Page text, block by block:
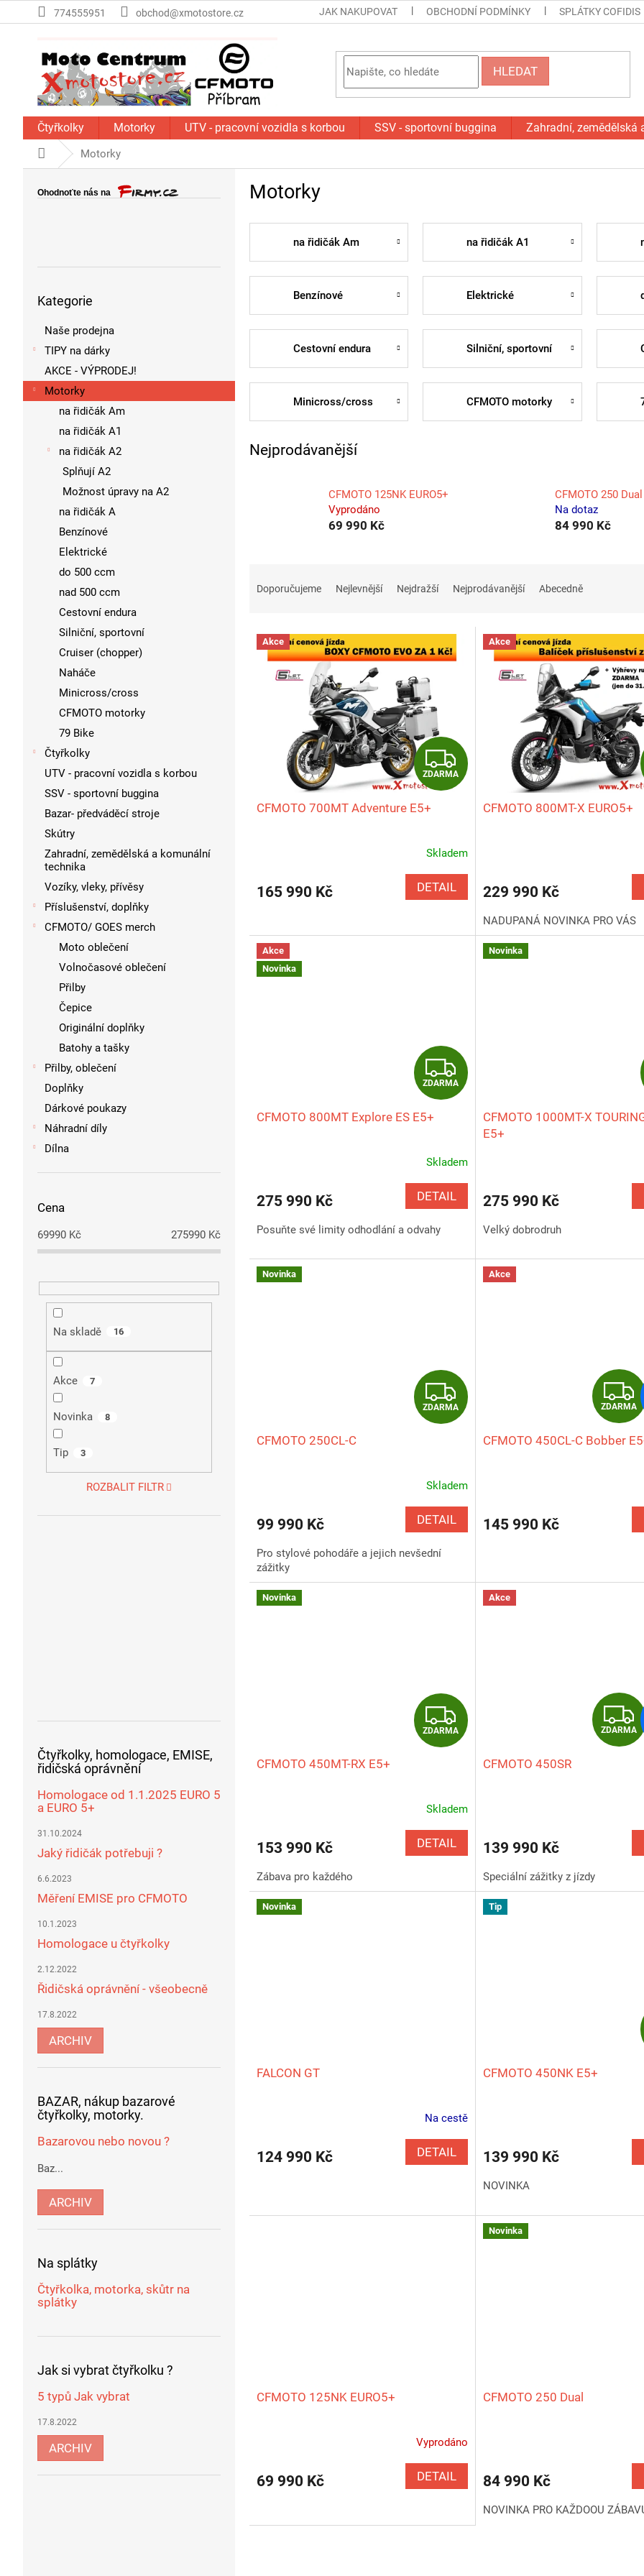
na
774555951 obchod@xmotostore.cz JAK NAKUPOVAT OBCHODNÍ PODMÍNKY SPLÁTKY COFIDIS
HLEDAT
Čtyřkolky Motorky UTV - pracovní vozidla s korbou SSV - sportovní buggina Zahradní, zemědělská
Domů Motorky
kategorie
Kategorie
Naše prodejna
TIPY na dárky
AKCE - VÝPRODEJ!
Motorky
na řidičák Am
na řidičák A1
na řidičák A2
Splňují A2
Možnost úpravy na A2
na řidičák A
Benzínové
Elektrické
do 500 ccm
nad 500 ccm
Cestovní endura
Silniční, sportovní
Cruiser (chopper)
Naháče
Minicross/cross
CFMOTO motorky
79 Bike
Čtyřkolky
UTV - pracovní vozidla s korbou
SSV - sportovní buggina
Bazar- předváděcí stroje
Skútry
Zahradní, zemědělská a komunální
technika
Vozíky, vleky, přívěsy
Příslušenství, doplňky
CFMOTO/ GOES merch
Moto oblečení
Volnočasové oblečení
Přilby
Čepice
Originální doplňky
Batohy a tašky
Přilby, oblečení
Doplňky
Dárkové poukazy
Náhradní díly
Dílna
Cena
69990 Kč 275990 Kč
Na skladě 16
Akce 7
Novinka 8
Tip 3
ROZBALIT FILTR
Čtyřkolky, homologace, EMISE,
řidičská oprávnění
Homologace od 1.1.2025 EURO 5
a EURO 5+
31.10.2024
Jaký řidičák potřebuji ?
6.6.2023
Měření EMISE pro CFMOTO
10.1.2023
Homologace u čtyřkolky
2.12.2022
Řidičská oprávnění - všeobecně
17.8.2022
ARCHIV
BAZAR, nákup bazarové
čtyřkolky, motorky.
Bazarovou nebo novou ?
Baz...
ARCHIV
Na splátky
Čtyřkolka, motorka, skůtr na
splátky
Jak si vybrat čtyřkolku ?
5 typů Jak vybrat
17.8.2022
ARCHIV
Motorky
na řidičák Am na řidičák A1
Benzínové Elektrické
Cestovní endura Silniční, sportovní
Minicross/cross CFMOTO motorky
Nejprodávanější
CFMOTO 125NK EURO5+
Vyprodáno
69 990 Kč
CFMOTO 250 Dual
Na dotaz
84 990 Kč
n
Doporučujeme Nejlevnější Nejdražší Nejprodávanější Abecedně
V Akce
Z
D
R
M
A
ZDARMA
CFMOTO 700MT Adventure E5+
Skladem
165 990 Kč DETAIL
Akce
CFMOTO 800MT-X EURO5+
produktu
je
z
5
hvězdiček.
229 990 Kč
NADUPANÁ NOVINKA PRO VÁS
Akce
Novinka
Z
D
R
M
A
ZDARMA
CFMOTO 800MT Explore ES E5+
Skladem
275 990 Kč DETAIL
Posuňte své limity odhodlání a odvahy
Novinka
CFMOTO 1000MT-X
E5+
275 990 Kč
Velký dobrodruh
Novinka
Z
D
R
M
A
ZDARMA
CFMOTO 250CL-C
produktu
je
z
5
hvězdiček.
Skladem
99 990 Kč DETAIL
Pro stylové pohodáře a jejich nevšední
zážitky
Akce
ZDARMA
CFMOTO 450CL-C Bobber
produktu
je
hvězdiček.
145 990 Kč
Novinka
Z
D
R
M
A
ZDARMA
CFMOTO 450MT-RX E5+
produktu
je
z
5
hvězdiček.
Skladem
153 990 Kč DETAIL
Zábava pro každého
Akce
ZDARMA
CFMOTO 450SR
produktu
je
z
5
hvězdiček.
139 990 Kč
Speciální zážitky z jízdy
Novinka
FALCON GT
Na cestě
124 990 Kč DETAIL
Tip
CFMOTO 450NK E5+
produktu
je
z
hvězdiček.
139 990 Kč
NOVINKA
CFMOTO 125NK EURO5+
produktu
je
Vyprodáno
69 990 Kč DETAIL
Novinka
CFMOTO 250 Dual
produktu
je
z
84 990 Kč
NOVINKA PRO KAŽDOOU